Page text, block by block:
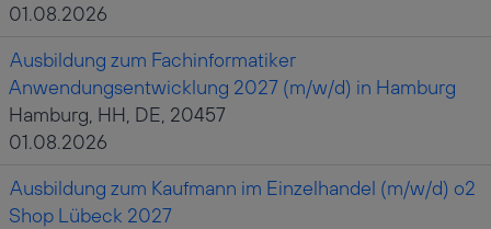
01.08.2026
Ausbildung zum Fachinformatiker
Anwendungsentwicklung 2027 (m/w/d) in Hamburg
Hamburg, HH, DE, 20457
01.08.2026
Ausbildung zum Kaufmann im Einzelhandel (m/w/d) o2
Shop Lübeck 2027